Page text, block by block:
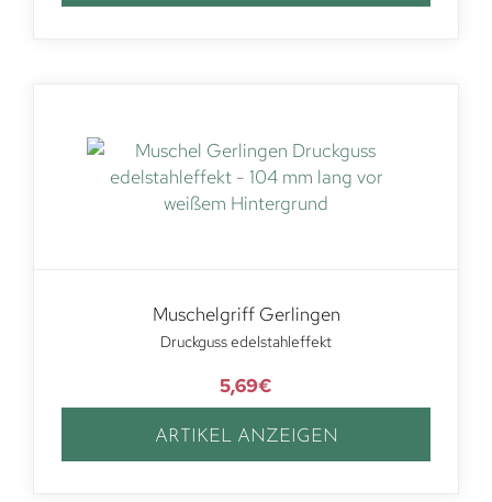
Muschelgriff Gerlingen
Druckguss edelstahleffekt
5,69€
ARTIKEL ANZEIGEN